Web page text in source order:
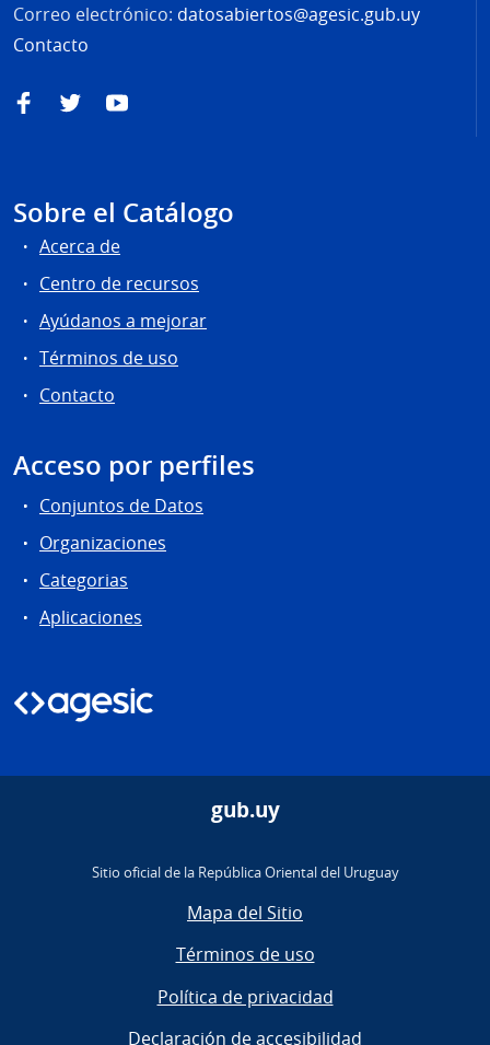
Correo electrónico: datosabiertos@agesic.gub.uy
Contacto
FacebookTwitterYouTube
Sobre el Catálogo
Acerca de
Centro de recursos
Ayúdanos a mejorar
Términos de uso
Contacto
Acceso por perfiles
Conjuntos de Datos
Organizaciones
Categorias
Aplicaciones
gub.uy
Sitio oficial de la República Oriental del Uruguay
Mapa del Sitio
Términos de uso
Política de privacidad
Declaración de accesibilidad